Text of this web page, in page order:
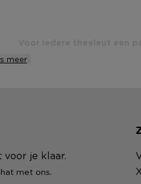
meer
voor je klaar.
met ons.